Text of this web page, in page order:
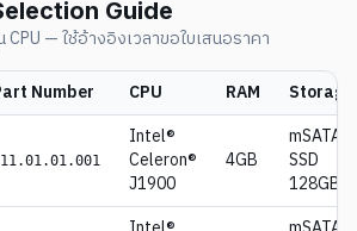
Guide
— ใช้อ้างอิงเวลาขอใบเสนอราคา
Number CPU RAM Storage
Intel®
Celeron®
J1900
4GB
mSATA
SSD
128GB